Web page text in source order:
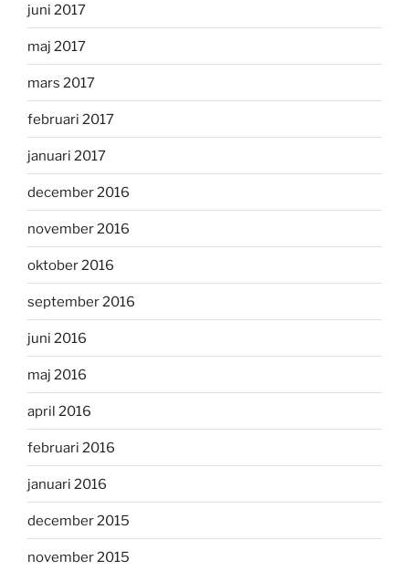
juni 2017
maj 2017
mars 2017
februari 2017
januari 2017
december 2016
november 2016
oktober 2016
september 2016
juni 2016
maj 2016
april 2016
februari 2016
januari 2016
december 2015
november 2015